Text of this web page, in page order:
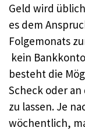
Geld wird
es dem
Folgemonats
kein
besteht die
Scheck oder
zu lassen. Je
wöchentlich,